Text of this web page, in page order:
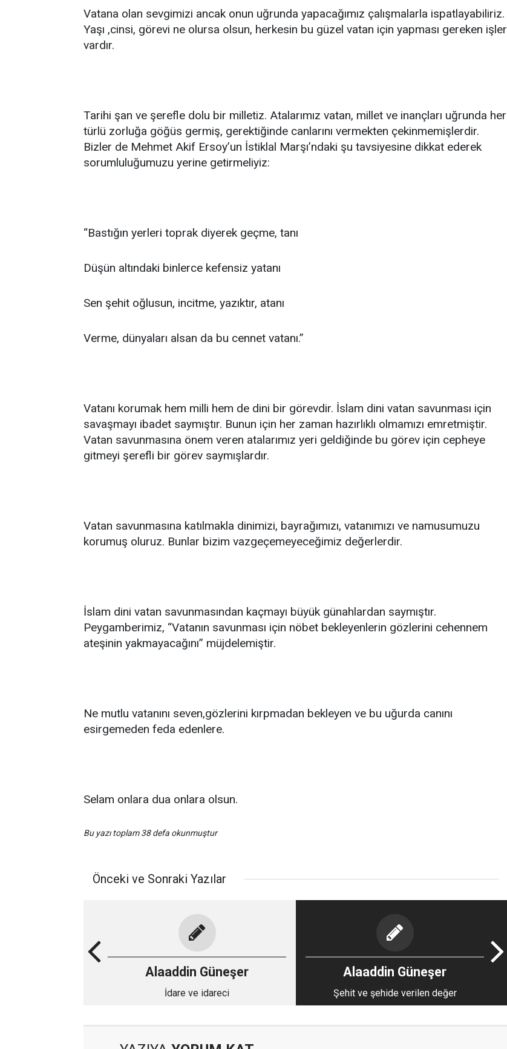
Vatana olan sevgimizi ancak onun uğrunda yapacağımız çalışmalarla ispatlayabiliriz.
Yaşı ,cinsi, görevi ne olursa olsun, herkesin bu güzel vatan için yapması gereken işler
vardır.
Tarihi şan ve şerefle dolu bir milletiz. Atalarımız vatan, millet ve inançları uğrunda her
türlü zorluğa göğüs germiş, gerektiğinde canlarını vermekten çekinmemişlerdir.
Bizler de Mehmet Akif Ersoy’un İstiklal Marşı’ndaki şu tavsiyesine dikkat ederek
sorumluluğumuzu yerine getirmeliyiz:
“Bastığın yerleri toprak diyerek geçme, tanı
Düşün altındaki binlerce kefensiz yatanı
Sen şehit oğlusun, incitme, yazıktır, atanı
Verme, dünyaları alsan da bu cennet vatanı.”
Vatanı korumak hem milli hem de dini bir görevdir. İslam dini vatan savunması için
savaşmayı ibadet saymıştır. Bunun için her zaman hazırlıklı olmamızı emretmiştir.
Vatan savunmasına önem veren atalarımız yeri geldiğinde bu görev için cepheye
gitmeyi şerefli bir görev saymışlardır.
Vatan savunmasına katılmakla dinimizi, bayrağımızı, vatanımızı ve namusumuzu
korumuş oluruz. Bunlar bizim vazgeçemeyeceğimiz değerlerdir.
İslam dini vatan savunmasından kaçmayı büyük günahlardan saymıştır.
Peygamberimiz, “Vatanın savunması için nöbet bekleyenlerin gözlerini cehennem
ateşinin yakmayacağını” müjdelemiştir.
Ne mutlu vatanını seven,gözlerini kırpmadan bekleyen ve bu uğurda canını
esirgemeden feda edenlere.
Selam onlara dua onlara olsun.
Bu yazı toplam 38 defa okunmuştur
Önceki ve Sonraki Yazılar
Alaaddin Güneşer
İdare ve idareci
Alaaddin Güneşer
Şehit ve şehide verilen değer